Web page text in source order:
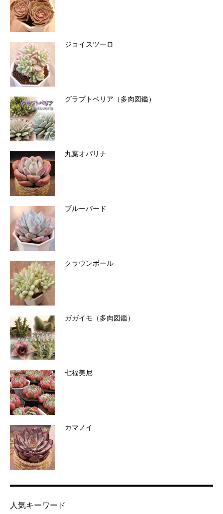
ジョイスツーロ
グラプトベリア（多肉図鑑）
丸葉オパリナ
ブルーバード
クラウンボール
ガガイモ（多肉図鑑）
七福美尼
カマノイ
人気キーワード